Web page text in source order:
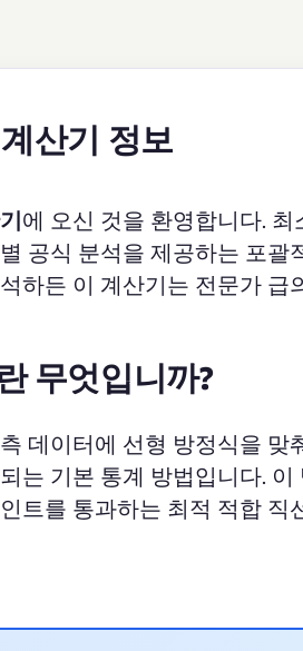
산기 정보
에 오신 것을 환영합니다.
공식 분석을 제공하는 포괄
하든 이 계산기는 전문가 급
무엇입니까?
데이터에 선형 방정식을 맞
는 기본 통계 방법입니다.
트를 통과하는 최적 적합 직